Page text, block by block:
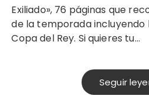
Exiliado», 76 páginas que
de la temporada
Copa del Rey. Si quieres tu…
Seguir